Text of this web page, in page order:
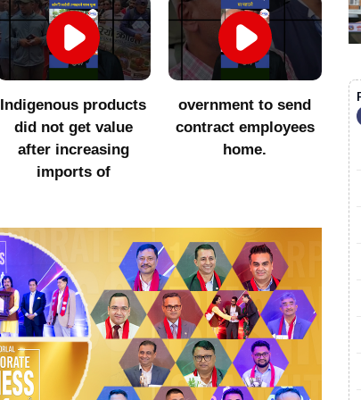
Indigenous products
did not get value
after increasing
imports of
overnment to send
contract employees
home.